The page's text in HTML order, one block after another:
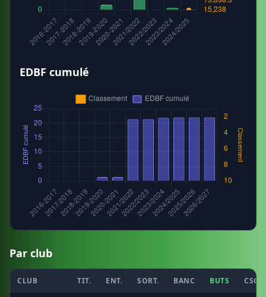
EDBF cumulé
Par club
CLUB TIT. ENT. SORT. BANC BUTS CSC